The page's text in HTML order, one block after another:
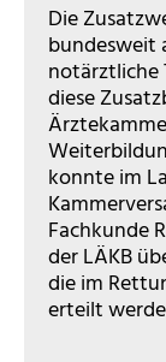
Die
bundesweit
notärztliche
diese
konnte im
Fachkunde
der LÄKB
die im
erteilt